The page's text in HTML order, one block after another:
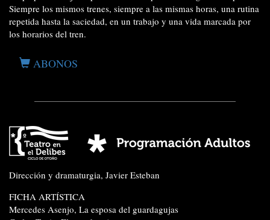
Siempre los mismos trenes, siempre a las mismas horas, una rutina
repetida hasta la saciedad, en un trabajo y una vida marcada por
los horarios del tren.
ABONOS
Dirección y dramaturgia, Javier Esteban
FICHA ARTÍSTICA
Mercedes Asenjo, La esposa del guardagujas